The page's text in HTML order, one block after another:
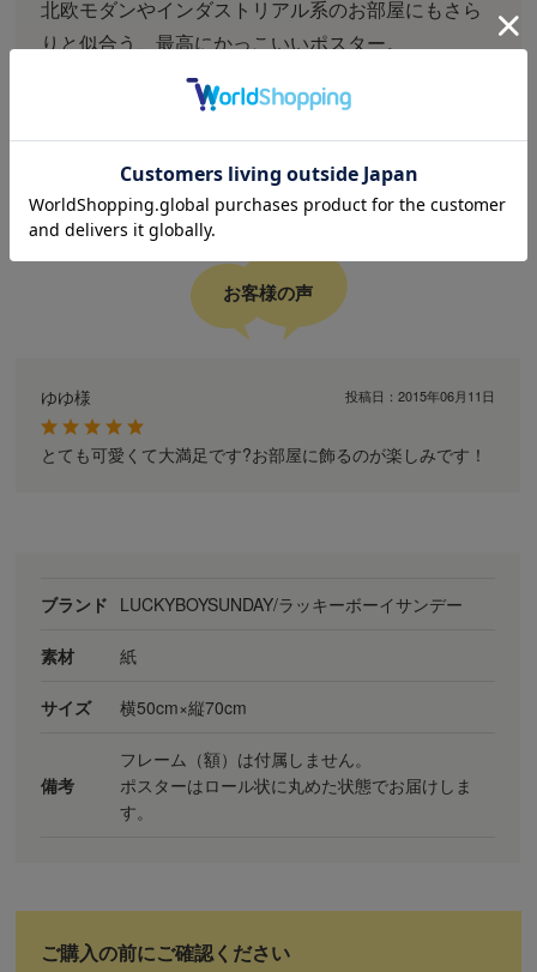
北欧モダンやインダストリアル系のお部屋にもさら
りと似合う、最高にかっこいいポスター。
なかなか他ではお見かけしないこのテイスト、好き
な方には抜群にオススメです！
お客様の声
ゆゆ様 投稿日：2015年06月11日
とても可愛くて大満足です?お部屋に飾るのが楽しみです！
ブランド LUCKYBOYSUNDAY/ラッキーボーイサンデー
素材 紙
サイズ 横50cm×縦70cm
備考
フレーム（額）は付属しません。
ポスターはロール状に丸めた状態でお届けしま
す。